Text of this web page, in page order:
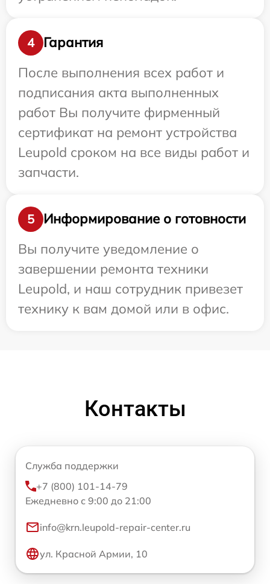
4
Гарантия
После выполнения всех работ и
подписания акта выполненных
работ Вы получите фирменный
сертификат на ремонт устройства
Leupold сроком на все виды работ и
запчасти.
5
Информирование о готовности
Вы получите уведомление о
завершении ремонта техники
Leupold, и наш сотрудник привезет
технику к вам домой или в офис.
Контакты
Служба поддержки
+7 (800) 101-14-79
Ежедневно с 9:00 до 21:00
info@krn.leupold-repair-center.ru
ул. Красной Армии, 10